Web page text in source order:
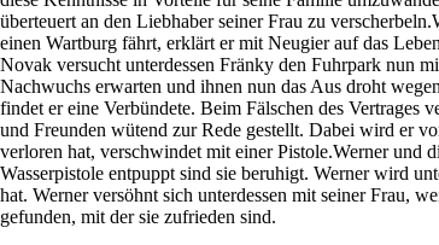
überteuert an den Liebhaber seiner Frau zu
einen Wartburg fährt, erklärt er mit Neugier auf das
Novak versucht unterdessen Fränky den Fuhrpark nun
Nachwuchs erwarten und ihnen nun das Aus droht
findet er eine Verbündete. Beim Fälschen des
und Freunden wütend zur Rede gestellt. Dabei wird er
verloren hat, verschwindet mit einer Pistole.Werner und
Wasserpistole entpuppt sind sie beruhigt. Werner wird
hat. Werner versöhnt sich unterdessen mit seiner Frau,
gefunden, mit der sie zufrieden sind.